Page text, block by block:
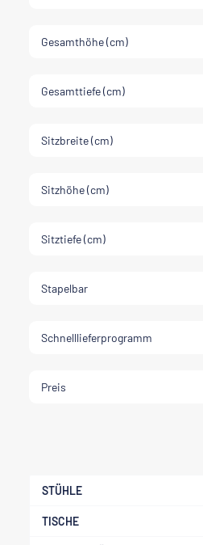
Gesamthöhe (cm)
Gesamttiefe (cm)
Sitzbreite (cm)
Sitzhöhe (cm)
Sitztiefe (cm)
Stapelbar
Schnelllieferprogramm
Preis
STÜHLE
TISCHE